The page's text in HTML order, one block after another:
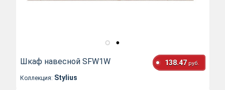
Шкаф навесной SFW1W 138.47 руб.
Коллекция: Stylius